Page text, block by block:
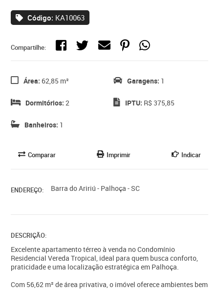
Código: KA10063
Compartilhe:
Área: 62,85 m²
Dormitórios: 2
Banheiros: 1
Garagens: 1
IPTU: R$ 375,85
Comparar Imprimir Indicar
ENDEREÇO: Barra do Aririú - Palhoça - SC
DESCRIÇÃO:
Excelente apartamento térreo à venda no Condomínio
Residencial Vereda Tropical, ideal para quem busca conforto,
praticidade e uma localização estratégica em Palhoça.
Com 56,62 m² de área privativa, o imóvel oferece ambientes bem